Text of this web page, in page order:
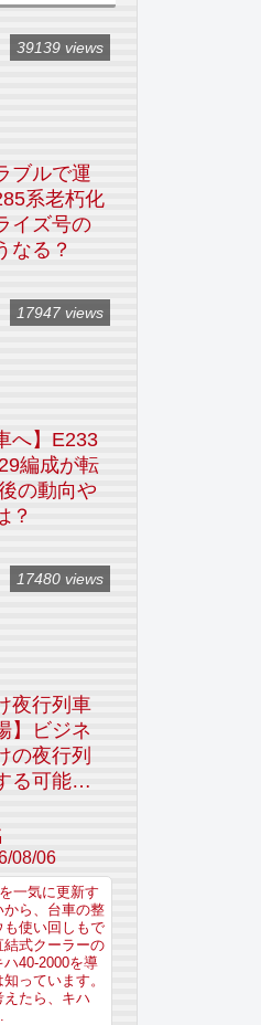
ブルで運
系老朽化
イズ号の
なる？
39139 views
へ】E233
編成が転
の動向や
？
17947 views
夜行列車
】ビジネ
の夜行列
る可能性
17480 views
08/06
一気に更新す
から、台車の整
も使い回しもで
結式クーラーの
40-2000を導
っています。
たら、キハ